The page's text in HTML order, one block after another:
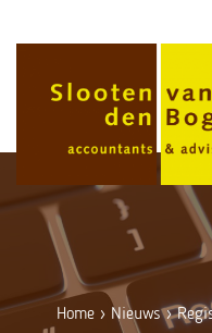
Home › Nieuws›